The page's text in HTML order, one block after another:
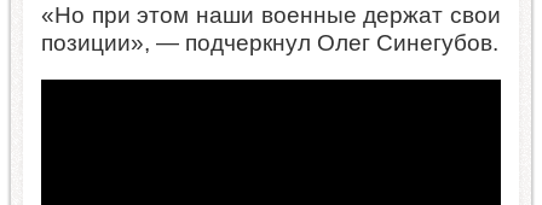
«Но при этом наши военные держат свои
позиции», — подчеркнул Олег Синегубов.